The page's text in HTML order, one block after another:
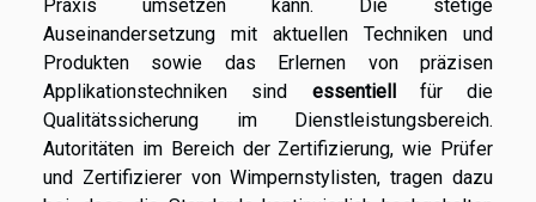
Praxis umsetzen kann. Die stetige
Auseinandersetzung mit aktuellen Techniken und
Produkten sowie das Erlernen von präzisen
Applikationstechniken sind essentiell
für die
Qualitätssicherung im Dienstleistungsbereich.
Autoritäten im Bereich der Zertifizierung, wie Prüfer
und Zertifizierer von Wimpernstylisten, tragen dazu